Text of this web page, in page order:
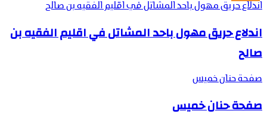
اندلاع حريق مهول باحد المشاتل في اقليم الفقيه بن صالح
اندلاع حريق مهول باحد المشاتل في اقليم الفقيه بن
صالح
صفحة حنان خميس
صفحة حنان خميس